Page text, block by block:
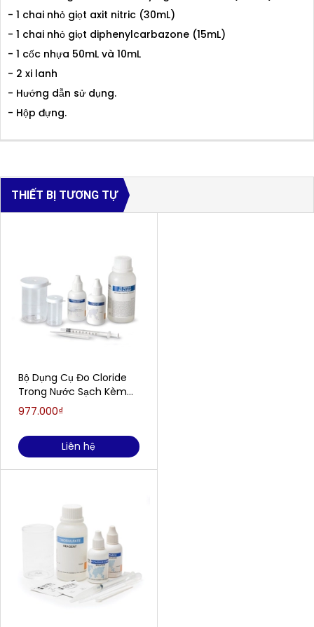
- 1 chai nhỏ giọt axit nitric (30mL)
- 1 chai nhỏ giọt diphenylcarbazone (15mL)
- 1 cốc nhựa 50mL và 10mL
- 2 xi lanh
- Hướng dẫn sử dụng.
- Hộp đựng.
THIẾT BỊ TƯƠNG TỰ
Bộ Dụng Cụ Đo Cloride
Trong Nước Sạch Kèm
Thuốc Thử Cho 100 Lần
977.000₫
Liên hệ